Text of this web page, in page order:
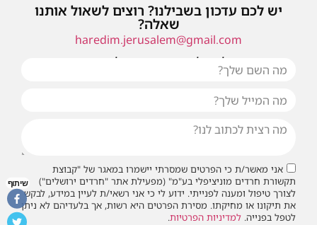
יש לכם עדכון בשבילנו? רוצים לשאול אותנו
שאלה?
haredim.jerusalem@gmail.com
או שילחו אלינו פנייה ונחזור אליכם בהקדם
אני מאשר/ת כי הפרטים שמסרתי יישמרו במאגר של "קבוצת
תקשורת חרדים מוניציפלי בע"מ" (מפעילת אתר "חרדים ירושלים")
לצורך טיפול ומענה לפנייתי. ידוע לי כי אני רשאי/ת לעיין במידע, לבקש
את תיקונו או מחיקתו. מסירת הפרטים היא רשות, אך בלעדיהם לא ניתן
לטפל בפנייה. למדיניות הפרטיות.
שיתוף